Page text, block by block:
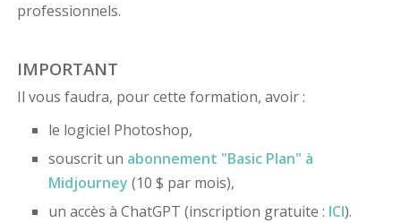
professionnels.
IMPORTANT
Il vous faudra, pour cette formation, avoir :
le logiciel Photoshop,
souscrit un abonnement "Basic Plan" à
Midjourney (10 $ par mois),
un accès à ChatGPT (inscription gratuite : ICI).